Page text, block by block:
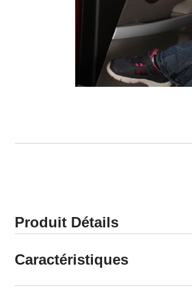
Produit Détails
Caractéristiques